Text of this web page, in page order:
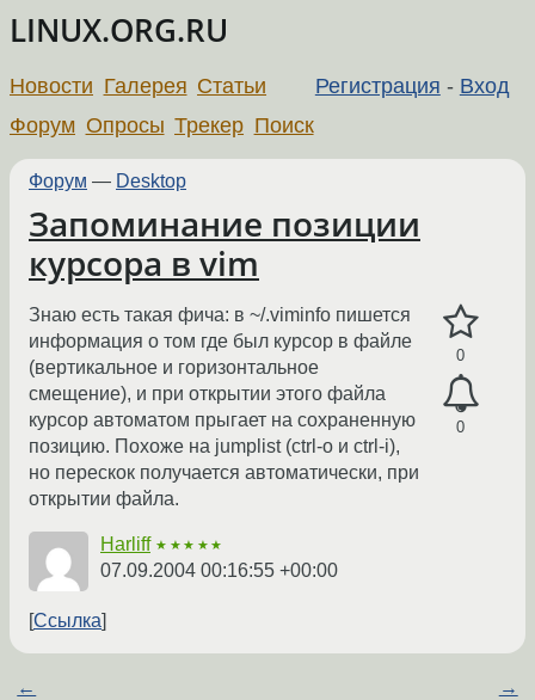
LINUX.ORG.RU
Регистрация - Вход
Новости Галерея Статьи
Форум Опросы Трекер Поиск
Форум — Desktop
Запоминание позиции
курсора в vim
0
0
Знаю есть такая фича: в ~/.viminfo пишется
информация о том где был курсор в файле
(вертикальное и горизонтальное
смещение), и при открытии этого файла
курсор автоматом прыгает на сохраненную
позицию. Похоже на jumplist (ctrl-o и ctrl-i),
но перескок получается автоматически, при
открытии файла.
Harliff ★★★★★
07.09.2004 00:16:55 +00:00
Ссылка
← →